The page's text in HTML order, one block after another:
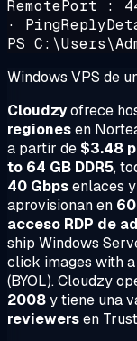
RemotePort :
·
PS
Windows VPS de
Cloudzyofrece
regionesen
a partir de $3.48
to 64 GB DDR5,
40 Gbpsenlaces
aprovisionan en
acceso RDP de
ship Windows
click images with a
(BYOL). Cloudzy
2008y tiene una
reviewersen